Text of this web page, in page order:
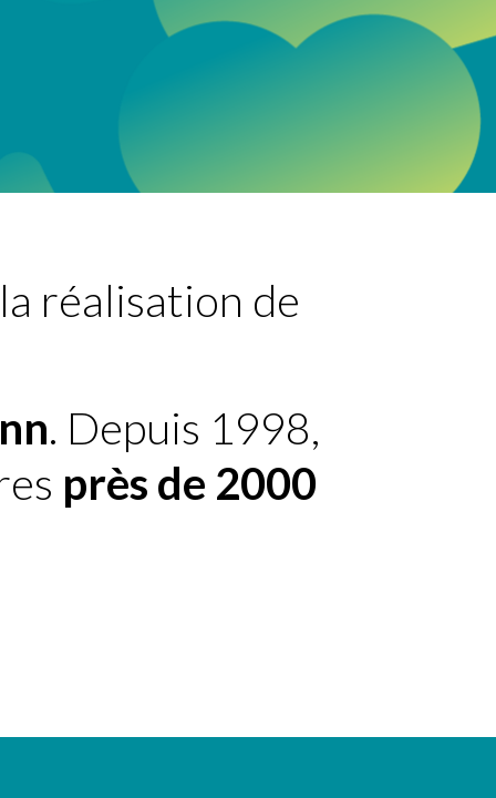
réalisation de
. Depuis 1998,
près de 2000